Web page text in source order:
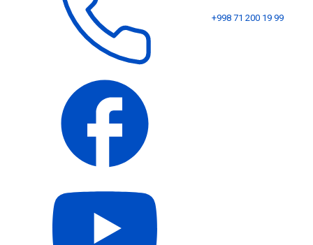
+998 71 200 19 99